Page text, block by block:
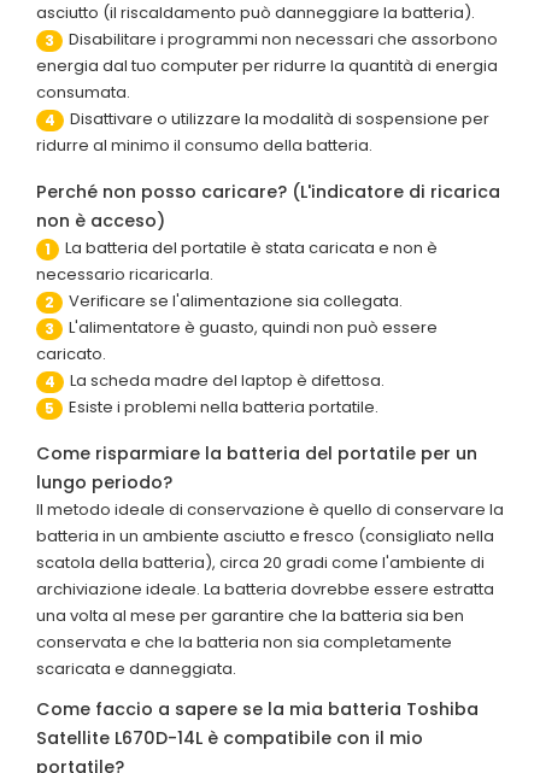
asciutto (il riscaldamento può danneggiare la batteria).
3
Disabilitare i programmi non necessari che assorbono
energia dal tuo computer per ridurre la quantità di energia
consumata.
4
Disattivare o utilizzare la modalità di sospensione per
ridurre al minimo il consumo della batteria.
Perché non posso caricare? (L'indicatore di ricarica
non è acceso)
1
La batteria del portatile è stata caricata e non è
necessario ricaricarla.
2 Verificare se l'alimentazione sia collegata.
3
L'alimentatore è guasto, quindi non può essere
caricato.
4 La scheda madre del laptop è difettosa.
5 Esiste i problemi nella batteria portatile.
Come risparmiare la batteria del portatile per un
lungo periodo?
Il metodo ideale di conservazione è quello di conservare la
batteria in un ambiente asciutto e fresco (consigliato nella
scatola della batteria), circa 20 gradi come l'ambiente di
archiviazione ideale. La batteria dovrebbe essere estratta
una volta al mese per garantire che la batteria sia ben
conservata e che la batteria non sia completamente
scaricata e danneggiata.
Come faccio a sapere se la mia batteria Toshiba
Satellite L670D-14L è compatibile con il mio
portatile?